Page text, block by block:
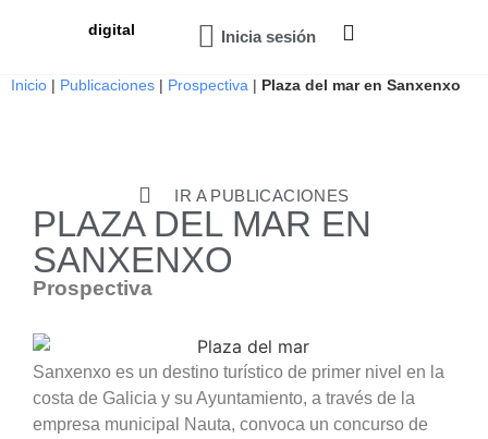
digital Inicia sesión
Inicio Publicaciones Prospectiva Plaza del mar en Sanxenxo
IR A PUBLICACIONES
PLAZA DEL MAR EN
SANXENXO
Prospectiva
Sanxenxo es un destino turístico de primer nivel en la
costa de Galicia y su Ayuntamiento, a través de la
empresa municipal Nauta, convoca un concurso de